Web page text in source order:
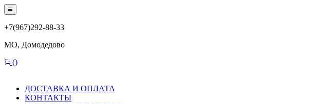
+7(967)292-88-33
МО, Домодедово
()
ДОСТАВКА И ОПЛАТА
КОНТАКТЫ